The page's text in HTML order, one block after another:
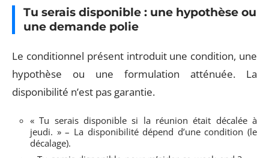
Tu serais disponible : une hypothèse ou
une demande polie
Le conditionnel présent introduit une condition, une
hypothèse ou une formulation atténuée. La
disponibilité n’est pas garantie.
« Tu serais disponible si la réunion était décalée à
jeudi. » – La disponibilité dépend d’une condition (le
décalage).